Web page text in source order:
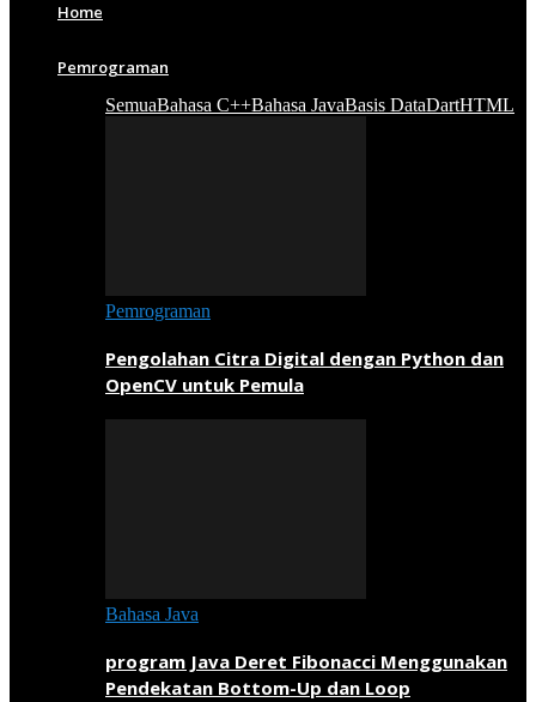
Home
Pemrograman
SemuaBahasa C++Bahasa JavaBasis DataDartHTML
Pemrograman
Pengolahan Citra Digital dengan Python dan
OpenCV untuk Pemula
Bahasa Java
program Java Deret Fibonacci Menggunakan
Pendekatan Bottom-Up dan Loop